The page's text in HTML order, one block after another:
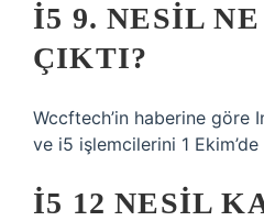
I5 9. NESIL
ÇIKTI?
Wccftech’in haberine göre
ve i5 işlemcilerini 1
İ5 12 NESIL